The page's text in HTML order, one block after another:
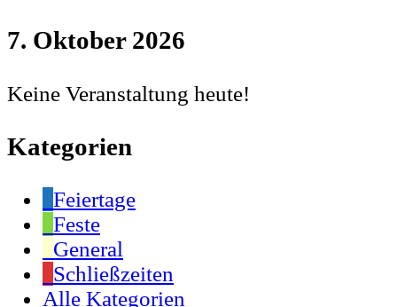
7. Oktober 2026
Keine Veranstaltung heute!
Kategorien
Feiertage
Feste
General
Schließzeiten
Alle Kategorien